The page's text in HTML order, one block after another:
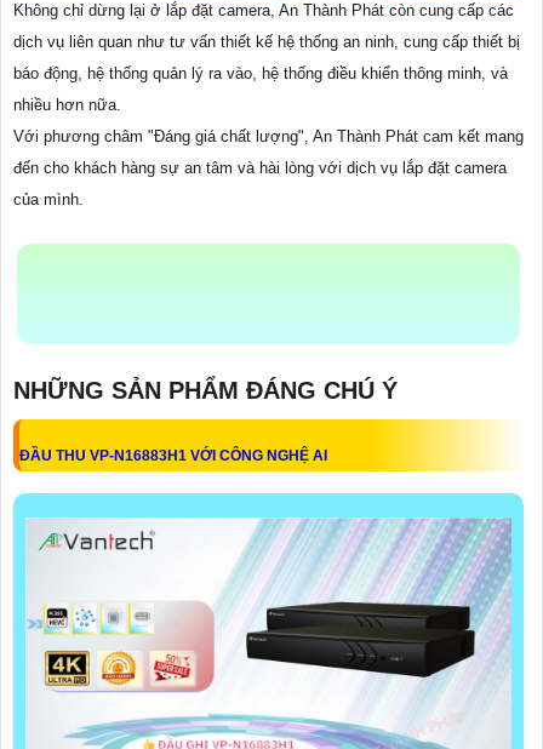
Không chỉ dừng lại ở lắp đặt camera, An Thành Phát còn cung cấp các
dịch vụ liên quan như tư vấn thiết kế hệ thống an ninh, cung cấp thiết bị
báo động, hệ thống quản lý ra vào, hệ thống điều khiển thông minh, và
nhiều hơn nữa.
Với phương châm "Đáng giá chất lượng", An Thành Phát cam kết mang
đến cho khách hàng sự an tâm và hài lòng với dịch vụ lắp đặt camera
của mình.
NHỮNG SẢN PHẨM ĐÁNG CHÚ Ý
ĐẦU THU VP-N16883H1 VỚI CÔNG NGHỆ AI